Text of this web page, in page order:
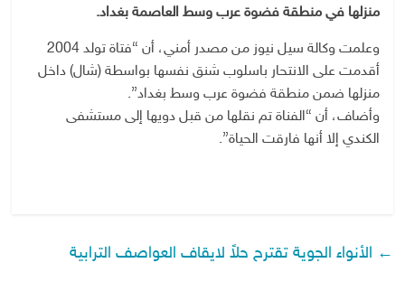
منزلها في منطقة فضوة عرب وسط العاصمة بغداد.
وعلمت وكالة سيل نيوز من مصدر أمني، أن “فتاة تولد 2004
أقدمت على الانتحار باسلوب شنق نفسها بواسطة (شال) داخل
منزلها ضمن منطقة فضوة عرب وسط بغداد”.
وأضاف، أن “الفناة تم نقلها من قبل دويها إلى مستشفى
الكندي إلا أنها فارقت الحياة”.
← الأنواء الجوية تقترح حلاً لايقاف العواصف الترابية